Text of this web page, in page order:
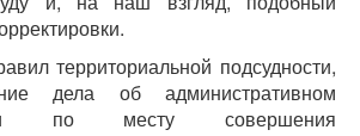
территориальной подсудности,
дела об административном
по месту совершения